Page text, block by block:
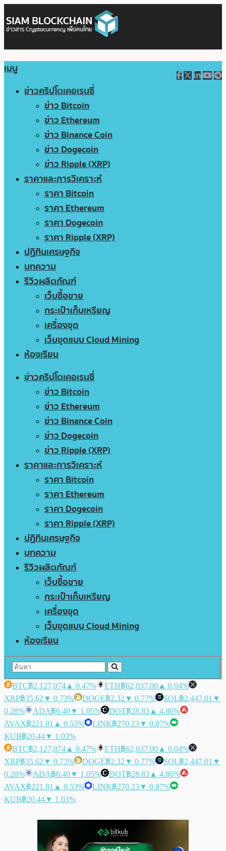
เมนู
ข่าวคริปโตเคอเรนซี่
ข่าว Bitcoin
ข่าว Ethereum
ข่าว Binance Coin
ข่าว Dogecoin
ข่าว Ripple (XRP)
ราคาและการวิเคราะห์
ราคา Bitcoin
ราคา Ethereum
ราคา Dogecoin
ราคา Ripple (XRP)
ปฏิทินเศรษฐกิจ
บทความ
รีวิวผลิตภัณฑ์
เว็บซื้อขาย
กระเป๋าเก็บเหรียญ
เครื่องขุด
เว็บขุดแบบ Cloud Mining
ห้องเรียน
ข่าวคริปโตเคอเรนซี่
ข่าว Bitcoin
ข่าว Ethereum
ข่าว Binance Coin
ข่าว Dogecoin
ข่าว Ripple (XRP)
ราคาและการวิเคราะห์
ราคา Bitcoin
ราคา Ethereum
ราคา Dogecoin
ราคา Ripple (XRP)
ปฏิทินเศรษฐกิจ
บทความ
รีวิวผลิตภัณฑ์
เว็บซื้อขาย
กระเป๋าเก็บเหรียญ
เครื่องขุด
เว็บขุดแบบ Cloud Mining
ห้องเรียน
BTC฿2,127,074 ▲ 0.47% ETH฿62,037.00 ▲ 0.04%
XRP฿35.62 ▼ 0.73% DOGE฿2.32 ▼ 0.77% SOL฿2,447.01 ▼
0.28%
ADA฿6.40▼ 1.05% DOT฿28.83 ▲ 4.86%
AVAX฿221.81 ▲ 0.53% LINK฿270.23▼ 0.87%
KUB฿20.44▼ 1.03%
BTC฿2,127,074 ▲ 0.47% ETH฿62,037.00 ▲ 0.04%
XRP฿35.62 ▼ 0.73% DOGE฿2.32 ▼ 0.77% SOL฿2,447.01 ▼
0.28%
ADA฿6.40▼ 1.05% DOT฿28.83 ▲ 4.86%
AVAX฿221.81 ▲ 0.53% LINK฿270.23▼ 0.87%
KUB฿20.44▼ 1.03%